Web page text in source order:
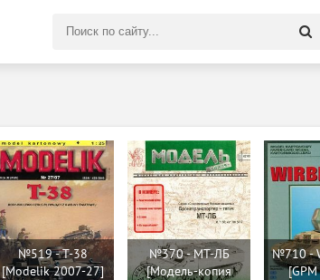
№519 - T-38
[Modelik 2007-27]
№370 - MT-ЛБ
[Модель-копия
№710 -